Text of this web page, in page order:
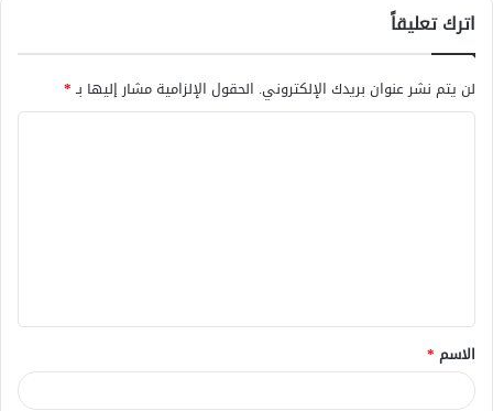
اترك تعليقاً
لن يتم نشر عنوان بريدك الإلكتروني. الحقول الإلزامية مشار إليها بـ*
ق
*
الاسم *